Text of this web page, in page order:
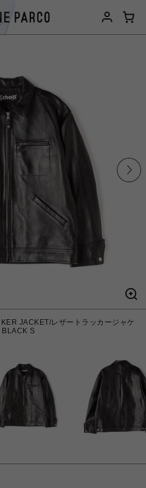
JACKET/レザートラッカージャケ
BLACK S